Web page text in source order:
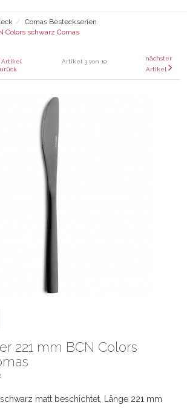
Comas Besteckserien
Colors schwarz Comas
Artikel
Artikel 3 von 10
nächster
Artikel
221 mm BCN Colors
matt beschichtet, Länge 221 mm